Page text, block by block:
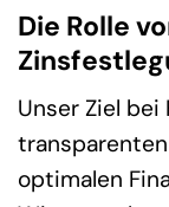
Die Rolle
Unser Ziel bei
optimalen